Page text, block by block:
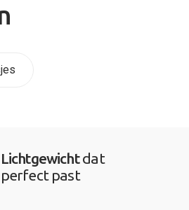
Lichtgewichtdat
perfect past